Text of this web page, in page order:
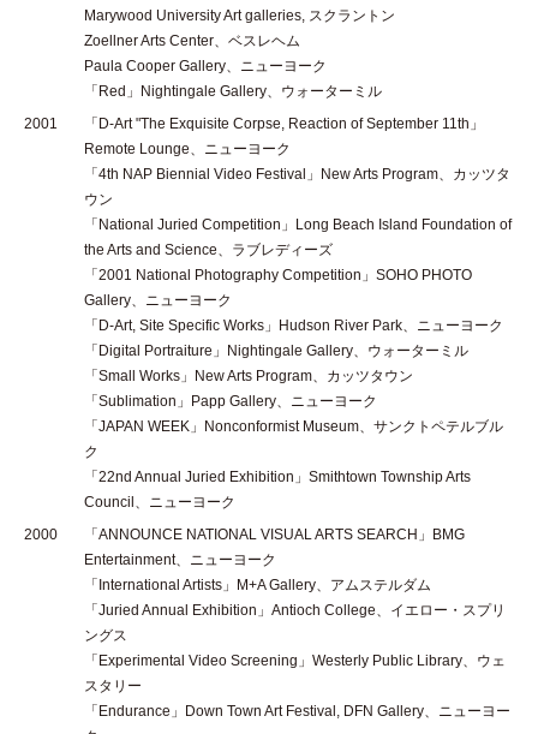
Marywood University Art galleries, スクラントン
Zoellner Arts Center、ベスレヘム
Paula Cooper Gallery、ニューヨーク
「Red」Nightingale Gallery、ウォーターミル
2001
「D-Art "The Exquisite Corpse, Reaction of September 11th」
Remote Lounge、ニューヨーク
「4th NAP Biennial Video Festival」New Arts Program、カッツタ
ウン
「National Juried Competition」Long Beach Island Foundation of
the Arts and Science、ラブレディーズ
「2001 National Photography Competition」SOHO PHOTO
Gallery、ニューヨーク
「D-Art, Site Specific Works」Hudson River Park、ニューヨーク
「Digital Portraiture」Nightingale Gallery、ウォーターミル
「Small Works」New Arts Program、カッツタウン
「Sublimation」Papp Gallery、ニューヨーク
「JAPAN WEEK」Nonconformist Museum、サンクトペテルブル
ク
「22nd Annual Juried Exhibition」Smithtown Township Arts
Council、ニューヨーク
2000
「ANNOUNCE NATIONAL VISUAL ARTS SEARCH」BMG
Entertainment、ニューヨーク
「International Artists」M+A Gallery、アムステルダム
「Juried Annual Exhibition」Antioch College、イエロー・スプリ
ングス
「Experimental Video Screening」Westerly Public Library、ウェ
スタリー
「Endurance」Down Town Art Festival, DFN Gallery、ニューヨー